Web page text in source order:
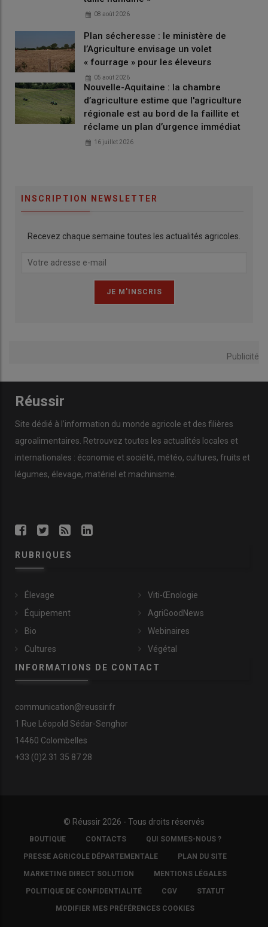
08 août 2026
Plan sécheresse : le ministère de
l’Agriculture envisage un volet
« fourrage » pour les éleveurs
05 août 2026
Nouvelle-Aquitaine : la chambre
d’agriculture estime que l'agriculture
régionale est au bord de la faillite et
réclame un plan d’urgence immédiat
16 juillet 2026
INSCRIPTION NEWSLETTER
Recevez chaque semaine toutes les actualités agricoles.
Publicité
Réussir
Site dédié à l’information du monde agricole et des filières
agroalimentaires. Retrouvez toutes les actualités locales et
internationales : économie et société, météo, cultures, fruits et
légumes, élevage, matériel et machinisme.
RUBRIQUES
Élevage
Équipement
Bio
Cultures
Viti-Œnologie
AgriGoodNews
Webinaires
Végétal
INFORMATIONS DE CONTACT
communication@reussir.fr
1 Rue Léopold Sédar-Senghor
14460 Colombelles
+33 (0)2 31 35 87 28
© Réussir 2026 - Tous droits réservés
FOOTER
COPYRIGHT
BOUTIQUE CONTACTS QUI SOMMES-NOUS ?
PRESSE AGRICOLE DÉPARTEMENTALE PLAN DU SITE
MARKETING DIRECT SOLUTION MENTIONS LÉGALES
POLITIQUE DE CONFIDENTIALITÉ CGV STATUT
MODIFIER MES PRÉFÉRENCES COOKIES